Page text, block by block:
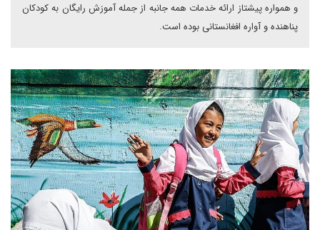
و همواره پیشتاز ارائه خدمات همه جانبه از جمله آموزش رایگان به کودکان
پناهنده و آواره افغانستانی بوده است.